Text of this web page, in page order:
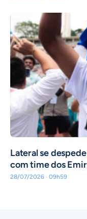
Lateral se
com time dos
28/07/2026 · 09h59